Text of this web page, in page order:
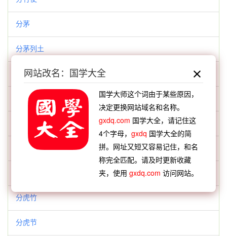
分茅
分茅列土
分茅胙土
分茅裂土
分茅赐土
分茅锡土
分虎竹
分虎节
网站改名：国学大全
国学大师这个词由于某些原因，
决定更换网站域名和名称。
gxdq.com 国学大全，请记住这
4个字母，gxdq 国学大全的简
拼。网址又短又容易记住，和名
称完全匹配。请及时更新收藏
夹，使用gxdq.com 访问网站。